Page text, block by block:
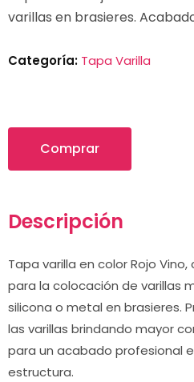
varillas en brasieres.
Categoría: Tapa Varilla
Comprar
Descripción
Tapa varilla en color Rojo
para la colocación de varillas
silicona o metal en brasieres.
las varillas brindando mayor
para un acabado profesional
estructura.